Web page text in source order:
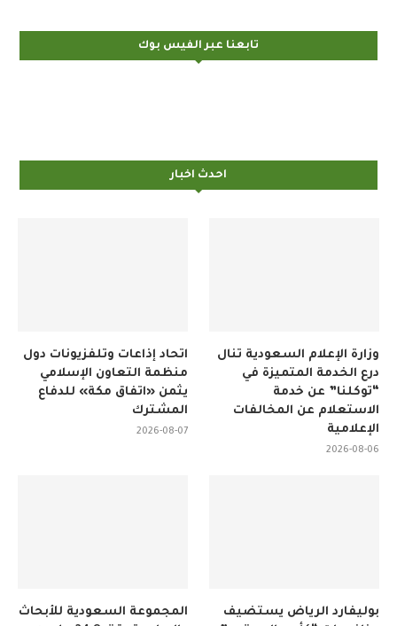
تابعنا عبر الفيس بوك
احدث اخبار
اتحاد إذاعات وتلفزيونات دول
منظمة التعاون الإسلامي
يثمن «اتفاق مكة» للدفاع
المشترك
2026-08-07
وزارة الإعلام السعودية تنال
درع الخدمة المتميزة في
“توكلنا” عن خدمة
الاستعلام عن المخالفات
الإعلامية
2026-08-06
المجموعة السعودية للأبحاث
بوليفارد الرياض يستضيف